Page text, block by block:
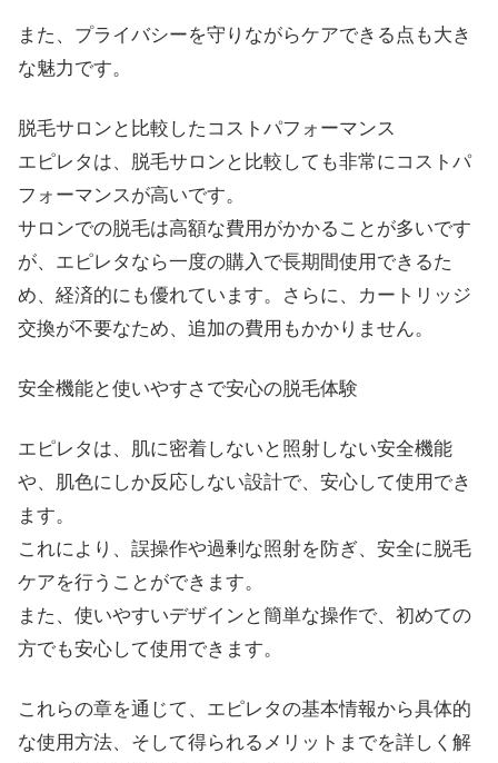
また、プライバシーを守りながらケアできる点も大き
な魅力です。
脱毛サロンと比較したコストパフォーマンス
エピレタは、脱毛サロンと比較しても非常にコストパ
フォーマンスが高いです。
サロンでの脱毛は高額な費用がかかることが多いです
が、エピレタなら一度の購入で長期間使用できるた
め、経済的にも優れています。さらに、カートリッジ
交換が不要なため、追加の費用もかかりません。
安全機能と使いやすさで安心の脱毛体験
エピレタは、肌に密着しないと照射しない安全機能
や、肌色にしか反応しない設計で、安心して使用でき
ます。
これにより、誤操作や過剰な照射を防ぎ、安全に脱毛
ケアを行うことができます。
また、使いやすいデザインと簡単な操作で、初めての
方でも安心して使用できます。
これらの章を通じて、エピレタの基本情報から具体的
な使用方法、そして得られるメリットまでを詳しく解